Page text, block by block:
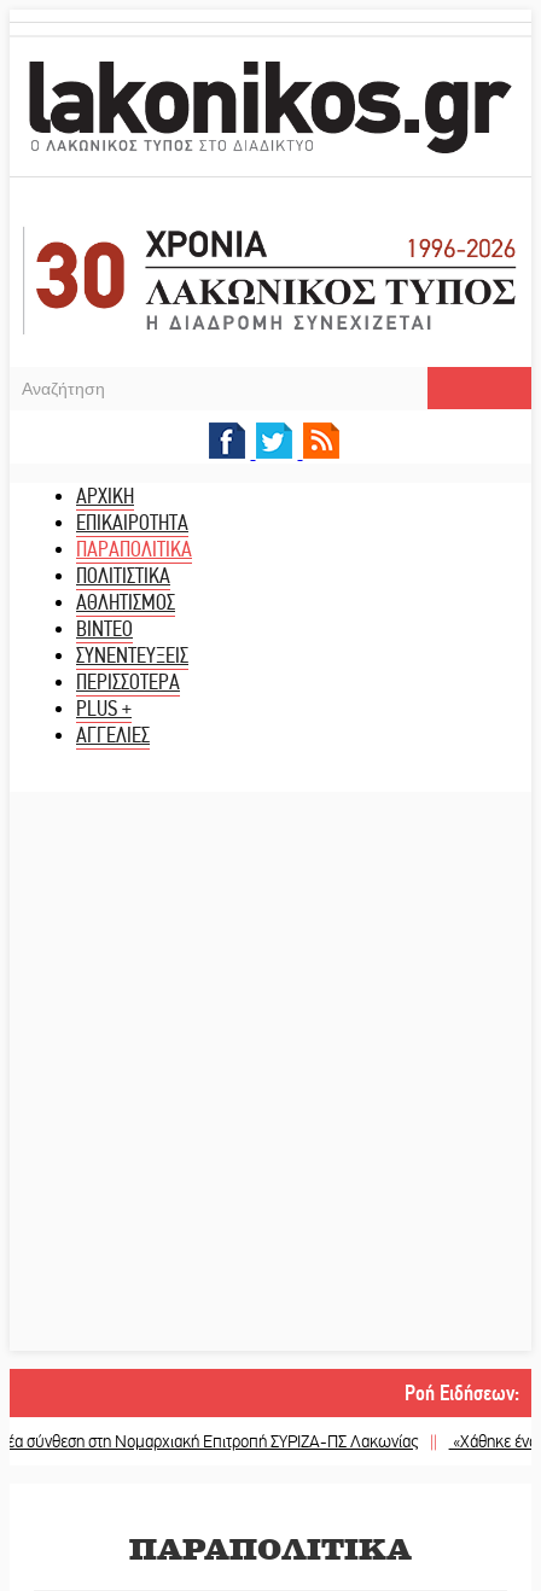
ΑΡΧΙΚΗ
ΕΠΙΚΑΙΡΟΤΗΤΑ
ΠΑΡΑΠΟΛΙΤΙΚΑ
ΠΟΛΙΤΙΣΤΙΚΑ
ΑΘΛΗΤΙΣΜΟΣ
ΒΙΝΤΕΟ
ΣΥΝΕΝΤΕΥΞΕΙΣ
ΠΕΡΙΣΣΟΤΕΡΑ
PLUS +
ΑΓΓΕΛΙΕΣ
Ροή Ειδήσεων:
στη Νομαρχιακή Επιτροπή ΣΥΡΙΖΑ-ΠΣ Λακωνίας || «Χάθηκε ένας από
ΠΑΡΑΠΟΛΙΤΙΚΑ